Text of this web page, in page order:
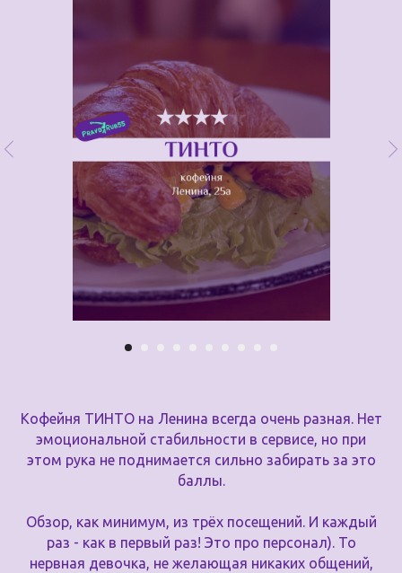
Кофейня ТИНТО на Ленина всегда очень разная. Нет
эмоциональной стабильности в сервисе, но при
этом рука не поднимается сильно забирать за это
баллы.
Обзор, как минимум, из трёх посещений. И каждый
раз - как в первый раз! Это про персонал). То
нервная девочка, не желающая никаких общений,